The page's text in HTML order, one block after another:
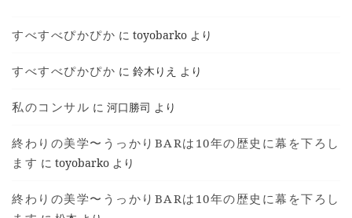
すべすべぴかぴか にtoyobarko より
すべすべぴかぴか に鈴木りえ より
私のコンサル に河口勝司 より
終わりの美学〜うっかりBARは10年の歴史に幕を下ろし
ます にtoyobarko より
終わりの美学〜うっかりBARは10年の歴史に幕を下ろし